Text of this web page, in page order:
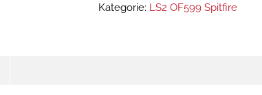
Kategorie: LS2 OF599 Spitfire